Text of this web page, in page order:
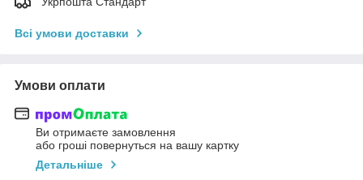
Всі умови доставки
Умови оплати
Ви отримаєте замовлення
або гроші повернуться на вашу картку
Детальніше